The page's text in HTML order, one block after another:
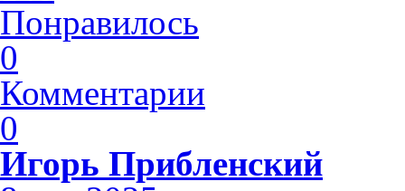
Понравилось
0
Комментарии
0
Игорь Прибленский